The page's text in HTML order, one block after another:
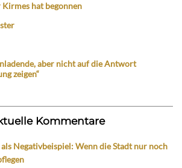
hat begonnen
aber nicht auf die Antwort
zeigen“
Kommentare
Negativbeispiel: Wenn die Stadt nur noch